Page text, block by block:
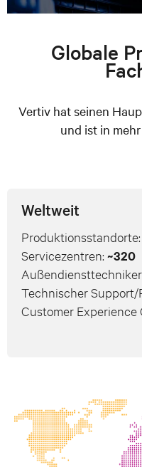
Globale
Vertiv hat seinen
und ist in
Weltweit
Produktionsstandorte:
Servicezentren: ~320
Technischer Support/
Customer Experience